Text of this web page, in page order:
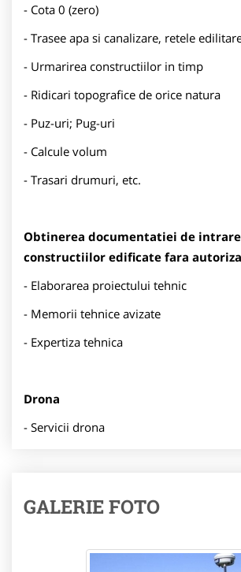
- Cota 0 (zero)
- Trasee apa si canalizare, retele
- Urmarirea constructiilor in timp
- Ridicari topografice de orice natura
- Puz-uri; Pug-uri
- Calcule volum
- Trasari drumuri, etc.
Obtinerea documentatiei de
constructiilor edificate fara
- Elaborarea proiectului tehnic
- Memorii tehnice avizate
- Expertiza tehnica
Drona
- Servicii drona
GALERIE FOTO